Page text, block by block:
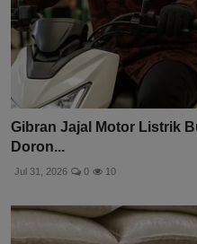
Gibran Jajal Motor Listrik
Doron...
Jul 31, 2026 0 10